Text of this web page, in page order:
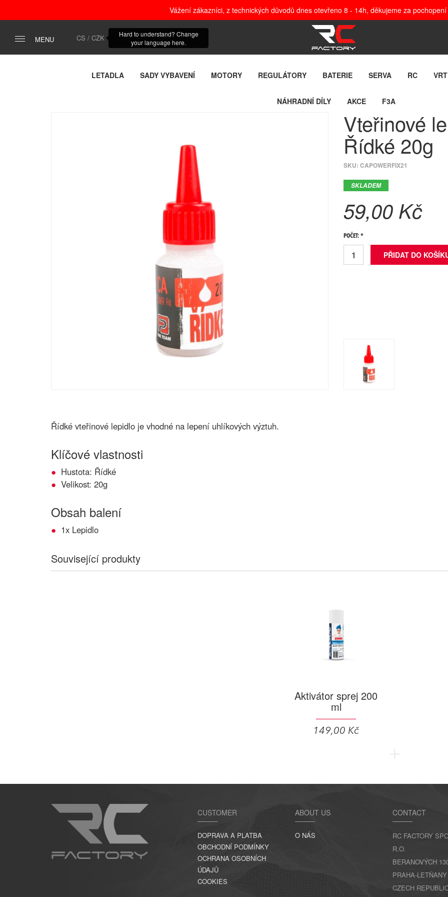
Vážení zákazníci, z technických důvodů dnes otevřeno 8 - 14h, děkujeme za
MENU CS / CZK
Hard to understand? Change
your language here.
LETADLA SADY VYBAVENÍ MOTORY REGULÁTORY BATERIE SERVA RC
NÁHRADNÍ DÍLY AKCE F3A
Vteřinové
Řídké 20g
SKU: CAPOWERFIX21
SKLADEM
59,00 Kč
POČET: *
Řídké vteřinové lepidlo je vhodné na lepení uhlíkových výztuh.
Klíčové vlastnosti
Hustota: Řídké
Velikost: 20g
Obsah balení
1x Lepidlo
Související produkty
Aktivátor sprej 200
ml
149,00 Kč
CUSTOMER
DOPRAVA A PLATBA
OBCHODNÍ PODMÍNKY
OCHRANA OSOBNÍCH
ÚDAJŮ
COOKIES
ABOUT US
O NÁS
CONTACT
RC FACTORY
R.O.
BERANOVÝCH
PRAHA-LETŇANY
CZECH